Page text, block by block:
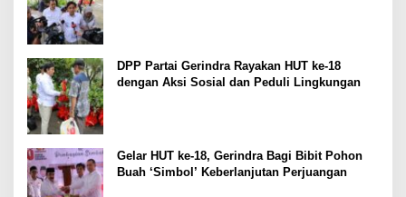
DPP Partai Gerindra Rayakan HUT ke-18
dengan Aksi Sosial dan Peduli Lingkungan
Gelar HUT ke-18, Gerindra Bagi Bibit Pohon
Buah ‘Simbol’ Keberlanjutan Perjuangan